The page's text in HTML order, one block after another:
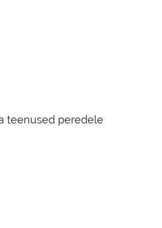
teenused peredele